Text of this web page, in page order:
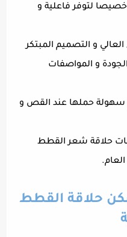
لتوفر فاعلية و
و التصميم المبتكر
و المواصفات
سهولة حملها عند القص و
حلاقة شعر القطط
حلاقة القطط